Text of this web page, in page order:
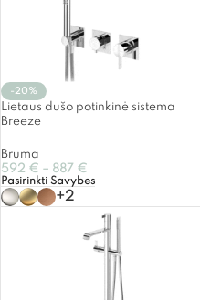
-20%
Lietaus dušo potinkinė sistema
Breeze
Bruma
592 € – 887 €
Pasirinkti Savybes
+2